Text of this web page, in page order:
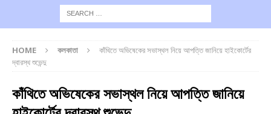
HOME কলকাতা
কাঁথিতে অভিষেকের সভাস্থল নিয়ে আপত্তি জানিয়ে হাইকোর্টের
দ্বারস্থ শুভেন্দু
কাঁথিতে অভিষেকের সভাস্থল নিয়ে আপত্তি জানিয়ে